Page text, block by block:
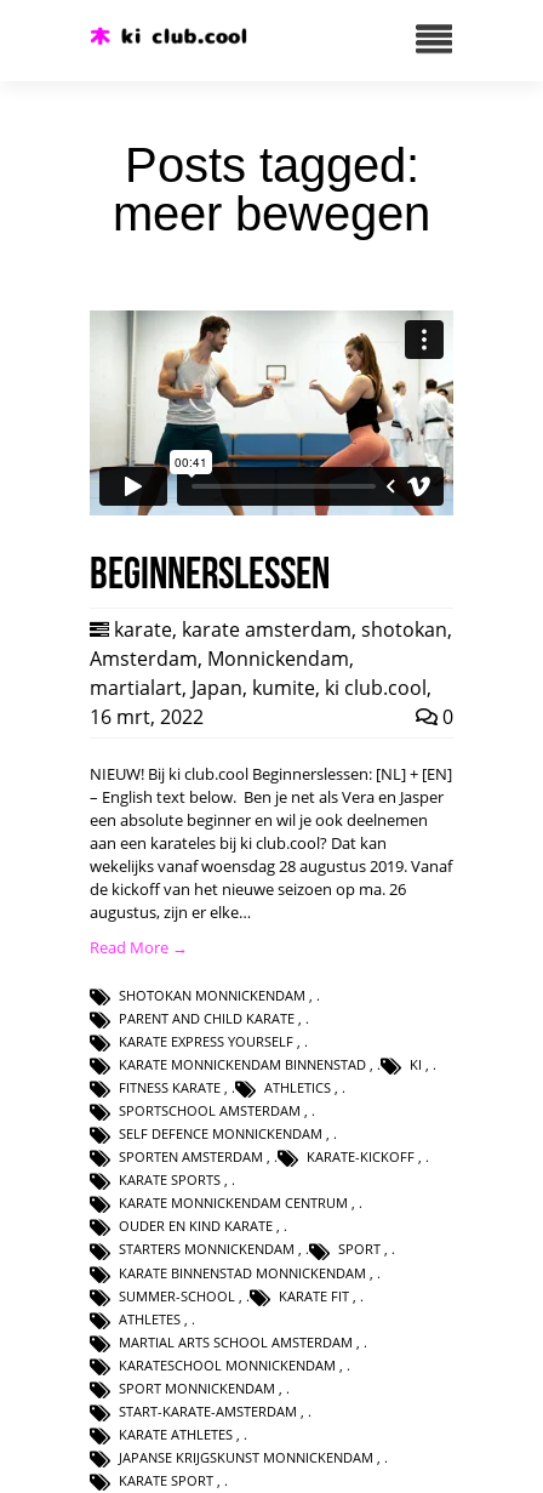
Posts tagged:
meer bewegen
Beginnerslessen
karate, karate amsterdam, shotokan,
Amsterdam, Monnickendam,
martialart, Japan, kumite, ki club.cool,
16 mrt, 2022
0
NIEUW! Bij ki club.cool Beginnerslessen: [NL] + [EN]
– English text below. Ben je net als Vera en Jasper
een absolute beginner en wil je ook deelnemen
aan een karateles bij ki club.cool? Dat kan
wekelijks vanaf woensdag 28 augustus 2019. Vanaf
de kickoff van het nieuwe seizoen op ma. 26
augustus, zijn er elke…
Read More →
SHOTOKAN MONNICKENDAM
PARENT AND CHILD KARATE
KARATE EXPRESS YOURSELF
KARATE MONNICKENDAM BINNENSTAD
KI
FITNESS KARATE , ATHLETICS ,
SPORTSCHOOL AMSTERDAM ,
SELF DEFENCE MONNICKENDAM ,
SPORTEN AMSTERDAM , KARATE-KICKOFF ,
KARATE SPORTS ,
KARATE MONNICKENDAM CENTRUM ,
OUDER EN KIND KARATE ,
STARTERS MONNICKENDAM , SPORT ,
KARATE BINNENSTAD MONNICKENDAM
SUMMER-SCHOOL
KARATE FIT
ATHLETES
MARTIAL ARTS SCHOOL AMSTERDAM
KARATESCHOOL MONNICKENDAM
SPORT MONNICKENDAM
START-KARATE-AMSTERDAM
KARATE ATHLETES
JAPANSE KRIJGSKUNST MONNICKENDAM ,
KARATE SPORT ,